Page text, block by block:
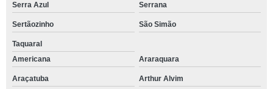
Serra Azul Serrana
Sertãozinho São Simão
Taquaral
Americana
Araraquara
Araçatuba Arthur Alvim